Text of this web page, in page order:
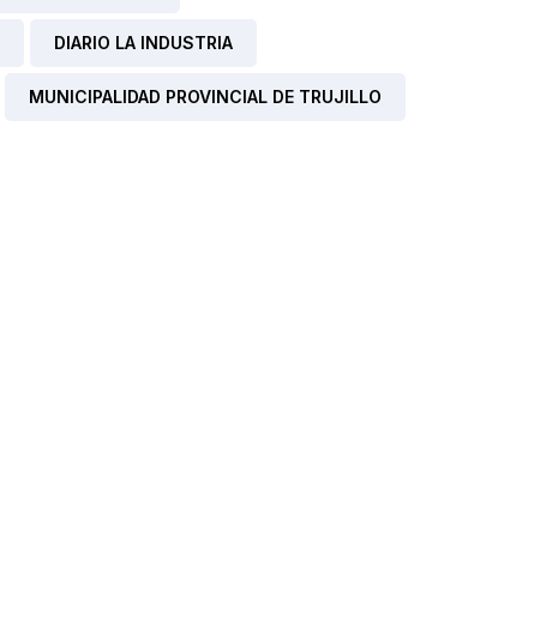
DIARIO LA INDUSTRIA
MUNICIPALIDAD PROVINCIAL DE TRUJILLO